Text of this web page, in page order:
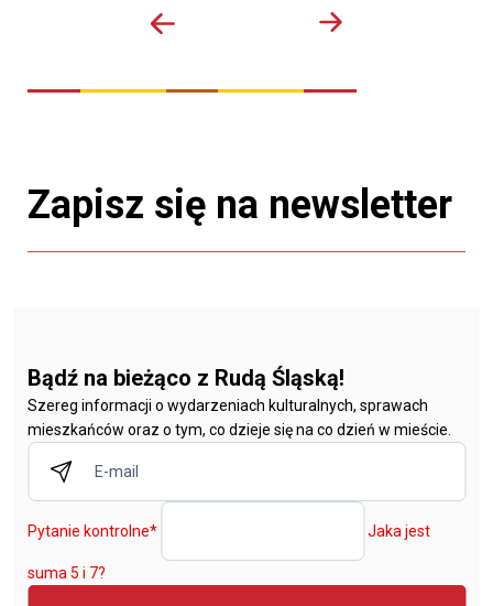
Zapisz się na newsletter
Bądź na bieżąco z Rudą Śląską!
Szereg informacji o wydarzeniach kulturalnych, sprawach
mieszkańców oraz o tym, co dzieje się na co dzień w mieście.
Pytanie kontrolne* Jaka jest
suma 5 i 7?